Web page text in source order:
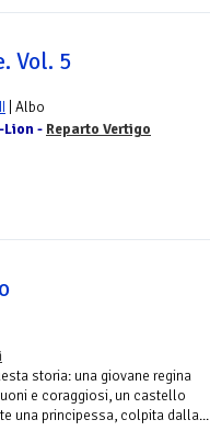
Vol. 5
| Albo
Lion - Reparto Vertigo
storia: una giovane regina
e coraggiosi, un castello
una principessa, colpita dalla...